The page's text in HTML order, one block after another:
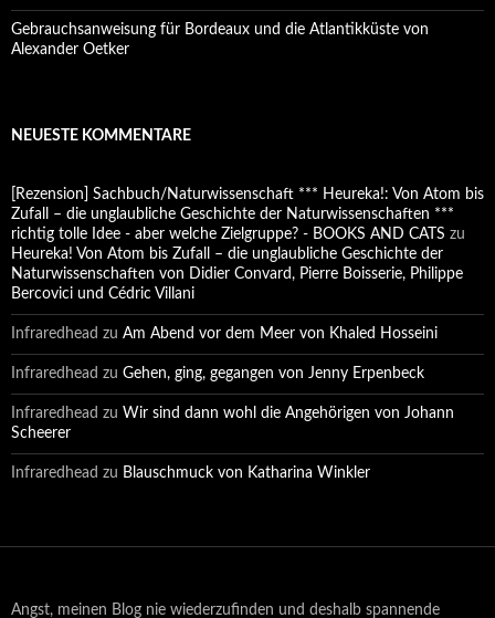
Gebrauchsanweisung für Bordeaux und die Atlantikküste von
Alexander Oetker
NEUESTE KOMMENTARE
[Rezension] Sachbuch/Naturwissenschaft *** Heureka!: Von Atom bis
Zufall – die unglaubliche Geschichte der Naturwissenschaften ***
richtig tolle Idee - aber welche Zielgruppe? - BOOKS AND CATS zu
Heureka! Von Atom bis Zufall – die unglaubliche Geschichte der
Naturwissenschaften von Didier Convard, Pierre Boisserie, Philippe
Bercovici und Cédric Villani
Infraredhead zu Am Abend vor dem Meer von Khaled Hosseini
Infraredhead zu Gehen, ging, gegangen von Jenny Erpenbeck
Infraredhead zu Wir sind dann wohl die Angehörigen von Johann
Scheerer
Infraredhead zu Blauschmuck von Katharina Winkler
Angst, meinen Blog nie wiederzufinden und deshalb spannende